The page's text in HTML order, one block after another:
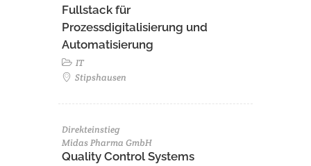
Fullstack für
Prozessdigitalisierung und
Automatisierung
IT
Stipshausen
Direkteinstieg
Midas Pharma GmbH
Quality Control Systems